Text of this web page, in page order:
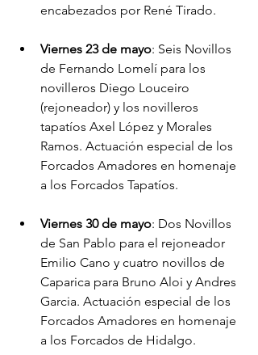
encabezados por René Tirado.
Viernes 23 de mayo: Seis Novillos
de Fernando Lomelí para los
novilleros Diego Louceiro
(rejoneador) y los novilleros
tapatíos Axel López y Morales
Ramos. Actuación especial de los
Forcados Amadores en homenaje
a los Forcados Tapatíos.
Viernes 30 de mayo: Dos Novillos
de San Pablo para el rejoneador
Emilio Cano y cuatro novillos de
Caparica para Bruno Aloi y Andres
Garcia. Actuación especial de los
Forcados Amadores en homenaje
a los Forcados de Hidalgo.